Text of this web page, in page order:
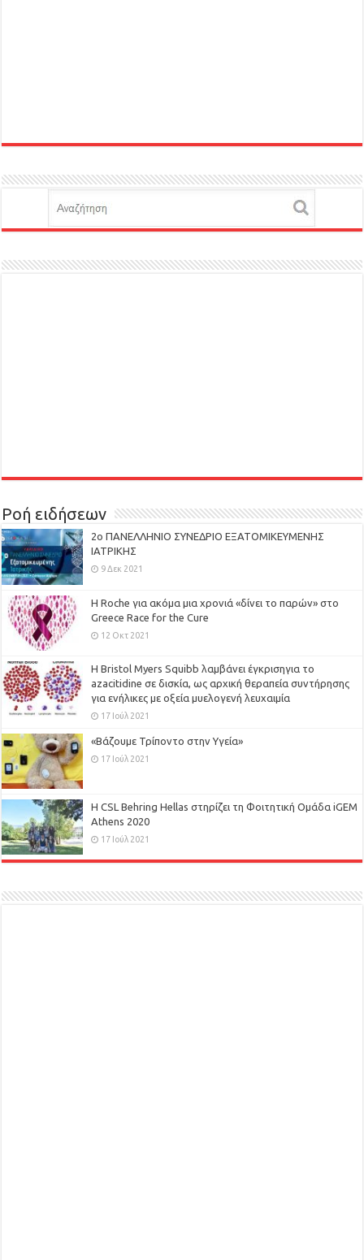
Ροή ειδήσεων
2ο ΠΑΝΕΛΛΗΝΙΟ ΣΥΝΕΔΡΙΟ ΕΞΑΤΟΜΙΚΕΥΜΕΝΗΣ
ΙΑΤΡΙΚΗΣ
9 Δεκ 2021
H Roche για ακόμα μια χρονιά «δίνει το παρών» στο
Greece Race for the Cure
12 Οκτ 2021
Η Bristol Myers Squibb λαμβάνει έγκρισηγια το
azacitidine σε δισκία, ως αρχική θεραπεία συντήρησης
για ενήλικες με οξεία μυελογενή λευχαιμία
17 Ιούλ 2021
«Βάζουμε Τρίποντο στην Υγεία»
17 Ιούλ 2021
H CSL Behring Hellas στηρίζει τη Φοιτητική Ομάδα iGEM
Athens 2020
17 Ιούλ 2021